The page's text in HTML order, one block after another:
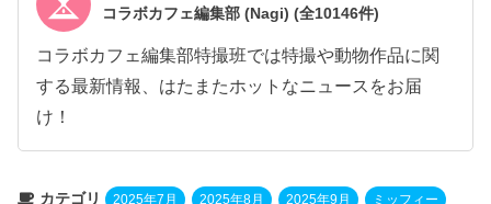
コラボカフェ編集部 (Nagi)(全10146件)
コラボカフェ編集部特撮班では特撮や動物作品に関
する最新情報、はたまたホットなニュースをお届
け！
カテゴリ 2025年7月 2025年8月 2025年9月 ミッフィー